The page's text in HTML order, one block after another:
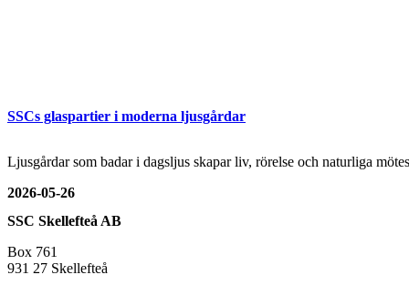
SSCs glaspartier i moderna ljusgårdar
Ljusgårdar som badar i dagsljus skapar liv, rörelse och naturliga
2026-05-26
SSC Skellefteå AB
Box 761
931 27 Skellefteå